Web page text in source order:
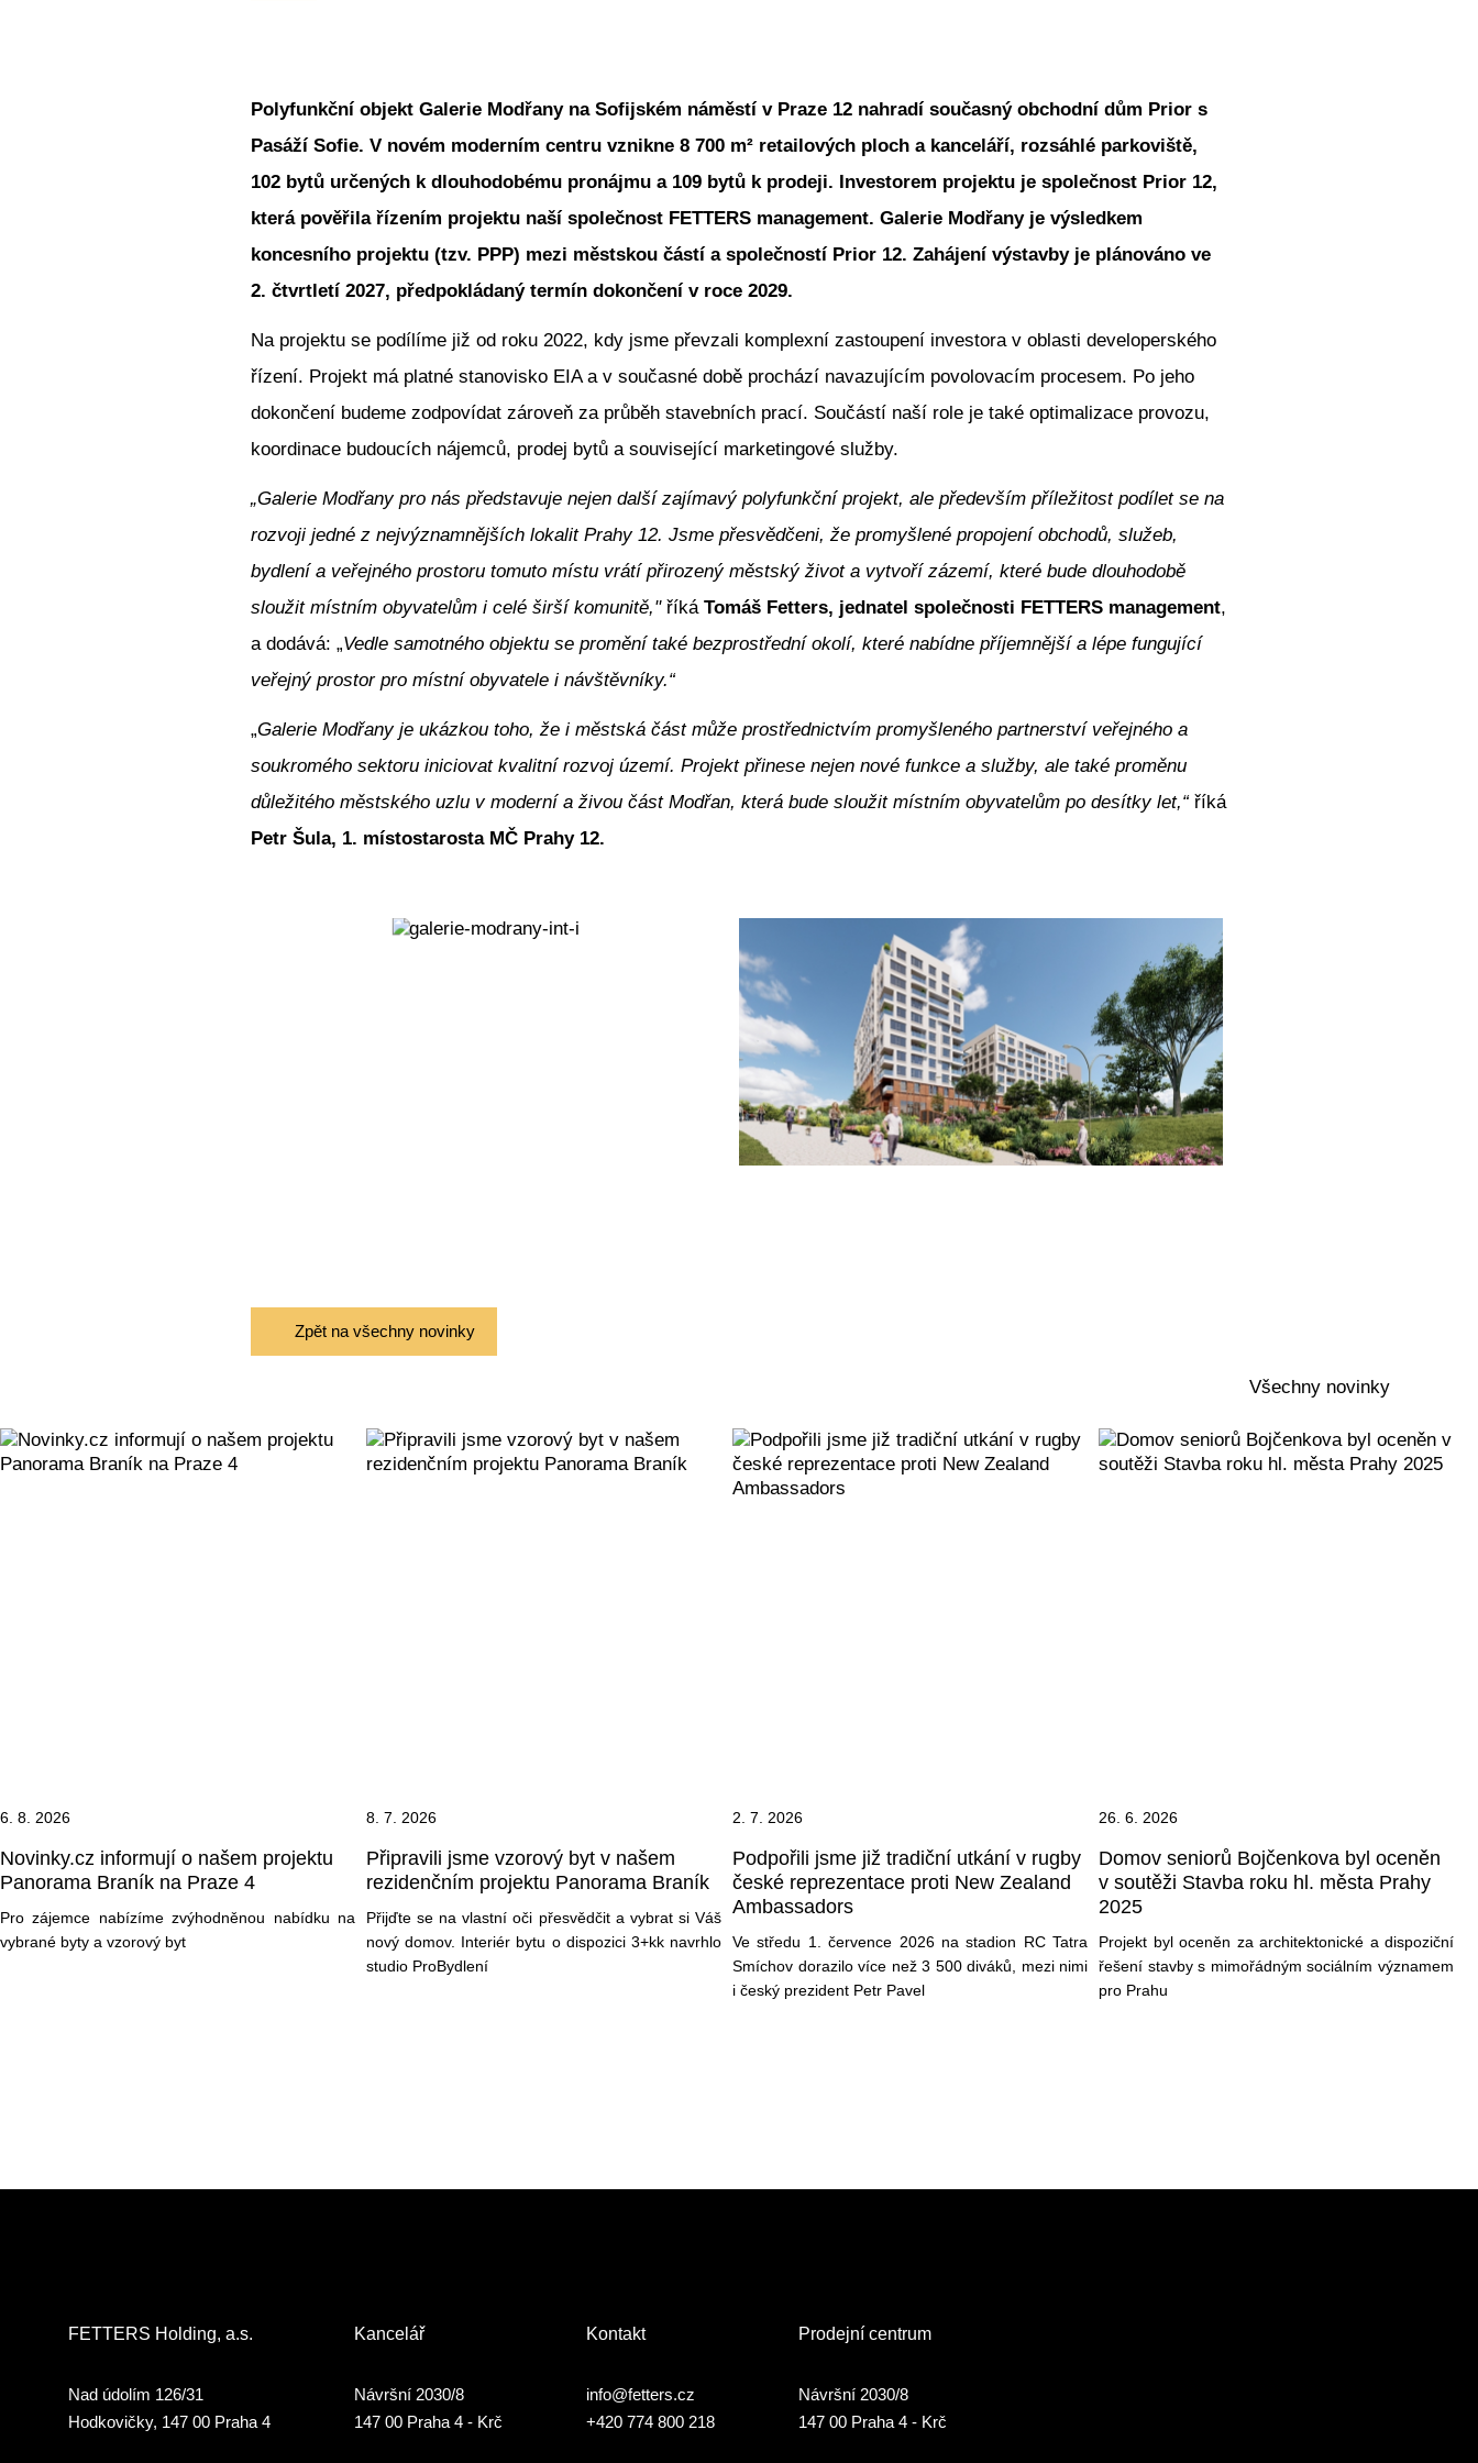
Polyfunkční objekt Galerie Modřany na Sofijském náměstí v Praze 12 nahradí současný obchodní dům Prior s
Pasáží Sofie. V novém moderním centru vznikne 8 700 m² retailových ploch a kanceláří, rozsáhlé parkoviště,
102 bytů určených k dlouhodobému pronájmu a 109 bytů k prodeji. Investorem projektu je společnost Prior 12,
která pověřila řízením projektu naší společnost FETTERS management. Galerie Modřany je výsledkem
koncesního projektu (tzv. PPP) mezi městskou částí a společností Prior 12. Zahájení výstavby je plánováno ve
2. čtvrtletí 2027, předpokládaný termín dokončení v roce 2029.
Na projektu se podílíme již od roku 2022, kdy jsme převzali komplexní zastoupení investora v oblasti developerského
řízení. Projekt má platné stanovisko EIA a v současné době prochází navazujícím povolovacím procesem. Po jeho
dokončení budeme zodpovídat zároveň za průběh stavebních prací. Součástí naší role je také optimalizace provozu,
koordinace budoucích nájemců, prodej bytů a související marketingové služby.
„Galerie Modřany pro nás představuje nejen další zajímavý polyfunkční projekt, ale především příležitost podílet se na
rozvoji jedné z nejvýznamnějších lokalit Prahy 12. Jsme přesvědčeni, že promyšlené propojení obchodů, služeb,
bydlení a veřejného prostoru tomuto místu vrátí přirozený městský život a vytvoří zázemí, které bude dlouhodobě
sloužit místním obyvatelům i celé širší komunitě," říká Tomáš Fetters, jednatel společnosti FETTERS management,
a dodává: „Vedle samotného objektu se promění také bezprostřední okolí, které nabídne příjemnější a lépe fungující
veřejný prostor pro místní obyvatele i návštěvníky.“
„Galerie Modřany je ukázkou toho, že i městská část může prostřednictvím promyšleného partnerství veřejného a
soukromého sektoru iniciovat kvalitní rozvoj území. Projekt přinese nejen nové funkce a služby, ale také proměnu
důležitého městského uzlu v moderní a živou část Modřan, která bude sloužit místním obyvatelům po desítky let,“ říká
Petr Šula, 1. místostarosta MČ Prahy 12.
Zpět na všechny novinky
Všechny novinky
6. 8. 2026
Novinky.cz informují o našem projektu
Panorama Braník na Praze 4
Pro zájemce nabízíme zvýhodněnou nabídku na
vybrané byty a vzorový byt
8. 7. 2026
Připravili jsme vzorový byt v našem
rezidenčním projektu Panorama Braník
Přijďte se na vlastní oči přesvědčit a vybrat si Váš
nový domov. Interiér bytu o dispozici 3+kk navrhlo
studio ProBydlení
2. 7. 2026
Podpořili jsme již tradiční utkání v rugby
české reprezentace proti New Zealand
Ambassadors
Ve středu 1. července 2026 na stadion RC Tatra
Smíchov dorazilo více než 3 500 diváků, mezi nimi
i český prezident Petr Pavel
26. 6. 2026
Domov seniorů Bojčenkova byl oceněn
v soutěži Stavba roku hl. města Prahy
2025
Projekt byl oceněn za architektonické a dispoziční
řešení stavby s mimořádným sociálním významem
pro Prahu
FETTERS Holding, a.s.
Nad údolím 126/31
Hodkovičky, 147 00 Praha 4
Kancelář
Návršní 2030/8
147 00 Praha 4 - Krč
Kontakt
info@fetters.cz
+420 774 800 218
Prodejní centrum
Návršní 2030/8
147 00 Praha 4 - Krč